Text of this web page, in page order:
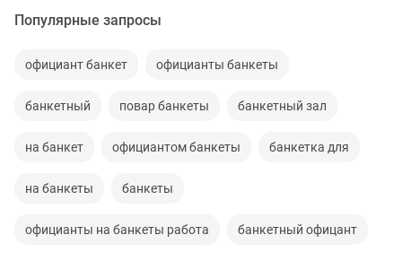
Популярные запросы
официант банкет официанты банкеты
банкетный повар банкеты банкетный зал
на банкет официантом банкеты банкетка для
на банкеты банкеты
официанты на банкеты работа банкетный офицант